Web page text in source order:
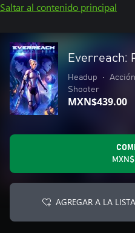
Saltar al contenido principal
Everreach:
Headup •
Shooter
MXN$439.00
AGREGAR A LA